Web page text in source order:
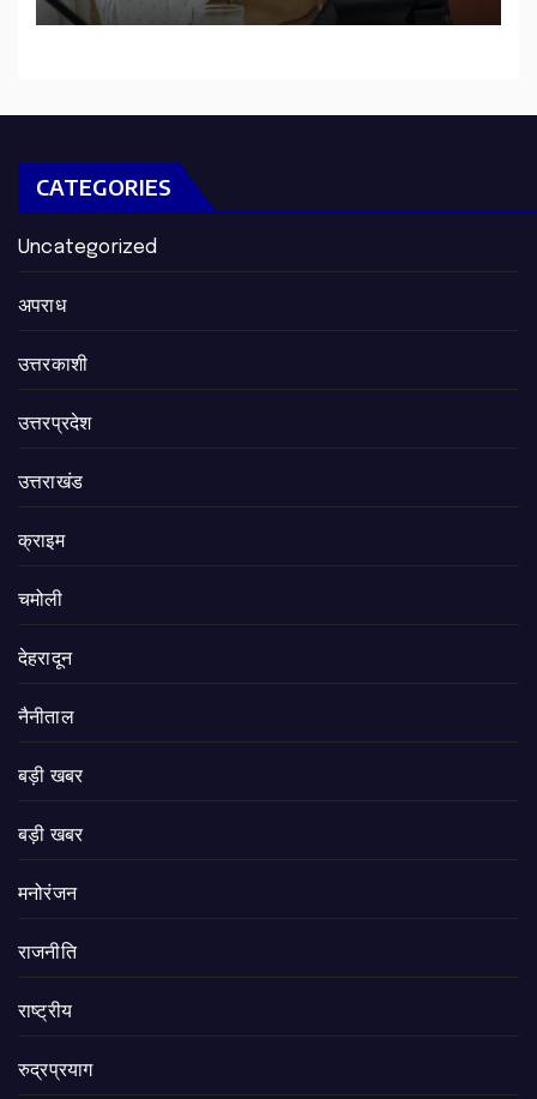
CATEGORIES
Uncategorized
अपराध
उत्तरकाशी
उत्तरप्रदेश
उत्तराखंड
क्राइम
चमोली
देहरादून
नैनीताल
बड़ी खबर
बड़ी खबर
मनोरंजन
राजनीति
राष्ट्रीय
रुद्रप्रयाग